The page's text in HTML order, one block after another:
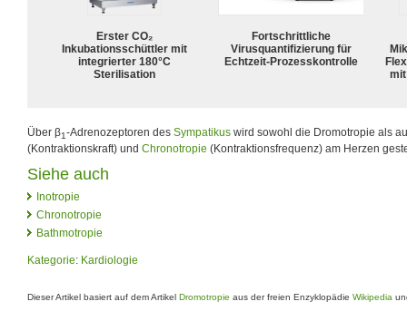
Erster CO₂
Inkubationsschüttler mit
integrierter 180°C
Sterilisation
Fortschrittliche
Virusquantifizierung für
Echtzeit-Prozesskontrolle
Über β1-Adrenozeptoren des Sympatikus wird sowohl die Dromotropie als
(Kontraktionskraft) und Chronotropie (Kontraktionsfrequenz) am Herzen
Siehe auch
Inotropie
Chronotropie
Bathmotropie
Kategorie: Kardiologie
Dieser Artikel basiert auf dem Artikel Dromotropie aus der freien Enzyklopädie Wikipedia